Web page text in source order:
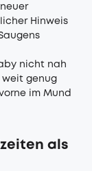
Hinweis
nicht nah
weit genug
im Mund
als